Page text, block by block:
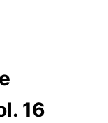
16